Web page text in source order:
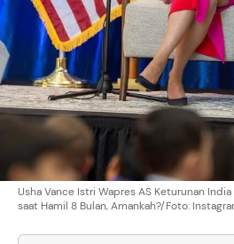
Usha Vance Istri Wapres AS Keturunan
saat Hamil 8 Bulan, Amankah?/Foto: